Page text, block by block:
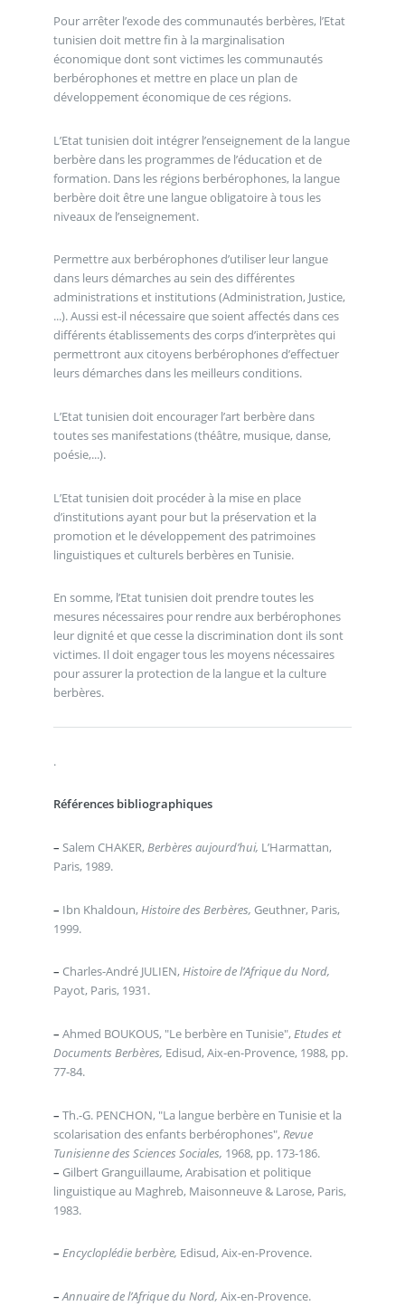
Pour arrêter l’exode des communautés berbères, l’Etat
tunisien doit mettre fin à la marginalisation
économique dont sont victimes les communautés
berbérophones et mettre en place un plan de
développement économique de ces régions.
L’Etat tunisien doit intégrer l’enseignement de la langue
berbère dans les programmes de l’éducation et de
formation. Dans les régions berbérophones, la langue
berbère doit être une langue obligatoire à tous les
niveaux de l’enseignement.
Permettre aux berbérophones d’utiliser leur langue
dans leurs démarches au sein des différentes
administrations et institutions (Administration, Justice,
...). Aussi est-il nécessaire que soient affectés dans ces
différents établissements des corps d’interprètes qui
permettront aux citoyens berbérophones d’effectuer
leurs démarches dans les meilleurs conditions.
L’Etat tunisien doit encourager l’art berbère dans
toutes ses manifestations (théâtre, musique, danse,
poésie,...).
L’Etat tunisien doit procéder à la mise en place
d’institutions ayant pour but la préservation et la
promotion et le développement des patrimoines
linguistiques et culturels berbères en Tunisie.
En somme, l’Etat tunisien doit prendre toutes les
mesures nécessaires pour rendre aux berbérophones
leur dignité et que cesse la discrimination dont ils sont
victimes. Il doit engager tous les moyens nécessaires
pour assurer la protection de la langue et la culture
berbères.
.
Références bibliographiques
– Salem CHAKER, Berbères aujourd’hui, L’Harmattan,
Paris, 1989.
– Ibn Khaldoun, Histoire des Berbères, Geuthner, Paris,
1999.
– Charles-André JULIEN, Histoire de l’Afrique du Nord,
Payot, Paris, 1931.
– Ahmed BOUKOUS, "Le berbère en Tunisie", Etudes et
Documents Berbères, Edisud, Aix-en-Provence, 1988, pp.
77-84.
– Th.-G. PENCHON, "La langue berbère en Tunisie et la
scolarisation des enfants berbérophones", Revue
Tunisienne des Sciences Sociales, 1968, pp. 173-186.
– Gilbert Granguillaume, Arabisation et politique
linguistique au Maghreb, Maisonneuve & Larose, Paris,
1983.
– Encycloplédie berbère, Edisud, Aix-en-Provence.
– Annuaire de l’Afrique du Nord, Aix-en-Provence.